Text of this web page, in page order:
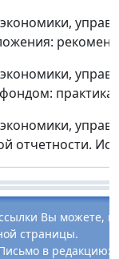
экономики,
отчетности.
Вы можете,
страницы.
в редакцию: